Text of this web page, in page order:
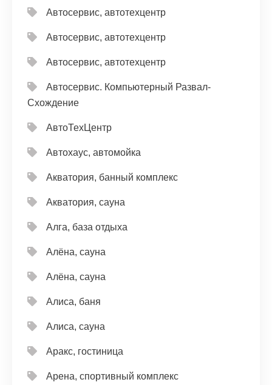
Автосервис, автотехцентр
Автосервис, автотехцентр
Автосервис, автотехцентр
Автосервис. Компьютерный Развал-
Схождение
АвтоТехЦентр
Автохаус, автомойка
Акватория, банный комплекс
Акватория, сауна
Алга, база отдыха
Алёна, сауна
Алёна, сауна
Алиса, баня
Алиса, сауна
Аракс, гостиница
Арена, спортивный комплекс